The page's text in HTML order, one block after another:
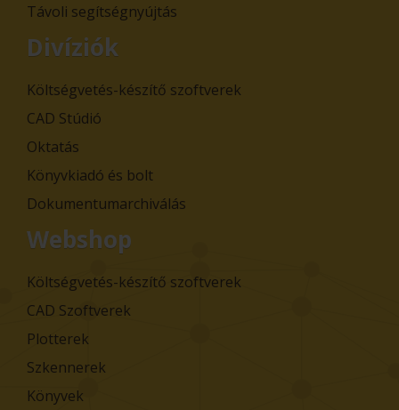
Távoli segítségnyújtás
Divíziók
Költségvetés-készítő szoftverek
CAD Stúdió
Oktatás
Könyvkiadó és bolt
Dokumentumarchiválás
Webshop
Költségvetés-készítő szoftverek
CAD Szoftverek
Plotterek
Szkennerek
Könyvek